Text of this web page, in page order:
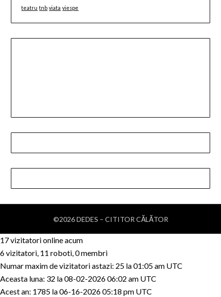
teatru tnb viata viespe
©2026 DEDES – CITITOR CĂLĂTOR
17 vizitatori online acum
6 vizitatori, 11 roboti, 0 membri
Numar maxim de vizitatori astazi: 25 la 01:05 am UTC
Aceasta luna: 32 la 08-02-2026 06:02 am UTC
Acest an: 1785 la 06-16-2026 05:18 pm UTC